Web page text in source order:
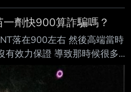
底要怎樣富不過三代？ 這
家過太好 講來自我安慰、
聞網 陳秀枝 民進黨台北市
大陣仗到北市大安區的市場
抱怨很 吵、阻擋通行，沒
。影片曝光後引發討論，粉
，候 選人遇到這種狀況，通
有沈伯洋競選團隊囂張得很。
劑快900算詐騙嗎？
落在900左右 然後高端當時
有效力保證 導致那時候很多
高端買900算被詐騙嗎？
下吧！ --